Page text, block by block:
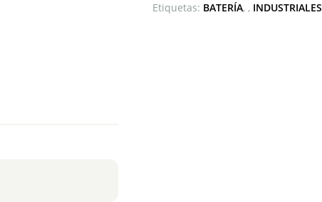
Etiquetas: BATERÍA , INDUSTRIALES